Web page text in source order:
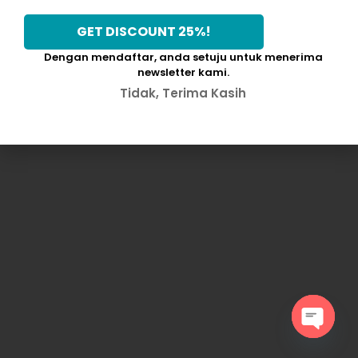
Dengan mendaftar, anda setuju untuk menerima
newsletter kami.
Tidak, Terima Kasih